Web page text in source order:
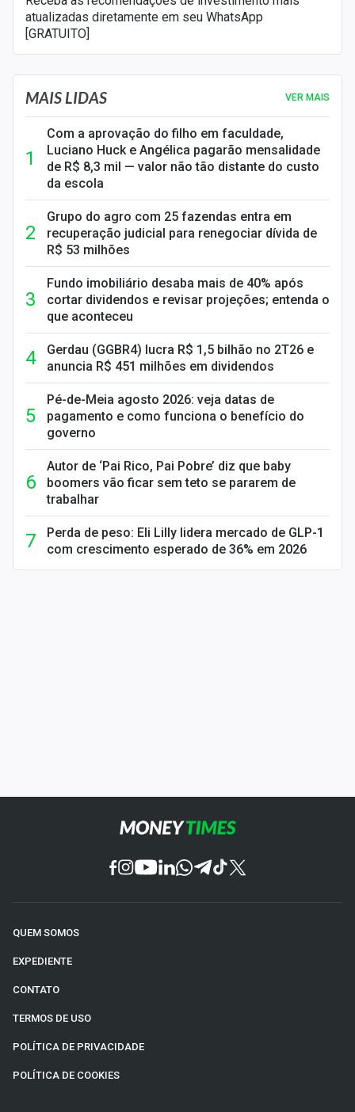
atualizadas diretamente em seu WhatsApp
[GRATUITO]
MAIS LIDAS VER MAIS
Com a aprovação do filho em faculdade,
Luciano Huck e Angélica pagarão mensalidade
de R$ 8,3 mil — valor não tão distante do custo
da escola
Grupo do agro com 25 fazendas entra em
recuperação judicial para renegociar dívida de
R$ 53 milhões
Fundo imobiliário desaba mais de 40% após
cortar dividendos e revisar projeções; entenda o
que aconteceu
Gerdau (GGBR4) lucra R$ 1,5 bilhão no 2T26 e
anuncia R$ 451 milhões em dividendos
Pé-de-Meia agosto 2026: veja datas de
pagamento e como funciona o benefício do
governo
Autor de ‘Pai Rico, Pai Pobre’ diz que baby
boomers vão ficar sem teto se pararem de
trabalhar
Perda de peso: Eli Lilly lidera mercado de GLP-1
com crescimento esperado de 36% em 2026
QUEM SOMOS
EXPEDIENTE
CONTATO
TERMOS DE USO
POLÍTICA DE PRIVACIDADE
POLÍTICA DE COOKIES